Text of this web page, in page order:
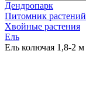
Дендропарк
Питомник растений
Хвойные растения
Ель
Ель колючая 1,8-2 м